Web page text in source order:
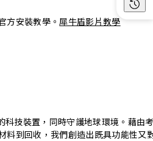
方安裝教學。 犀牛盾影片教學
科技裝置，同時守護地球環境。藉由
料到回收，我們創造出既具功能性又